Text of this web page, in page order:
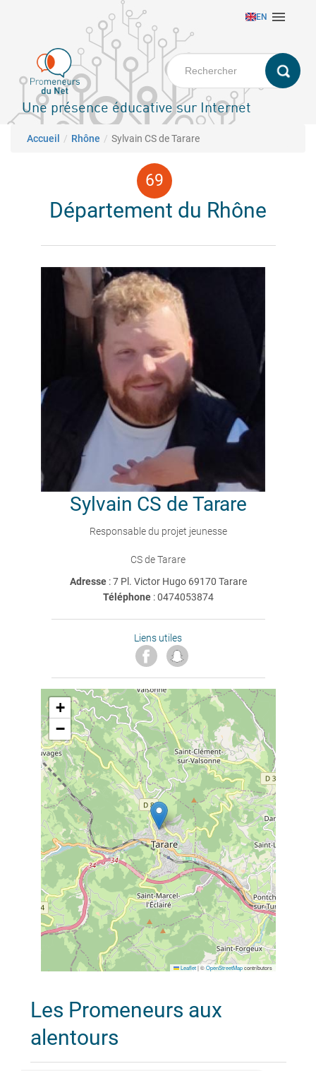
principal
EN 
Une présence éducative sur Internet
Fil d'Ariane
Accueil Rhône Sylvain CS de Tarare
Département du Rhône
Sylvain CS de Tarare
Responsable du projet jeunesse
CS de Tarare
Adresse : 7 Pl. Victor Hugo 69170 Tarare
Téléphone:0474053874
Liens utiles
+
−
Leaflet |©OpenStreetMapcontributors
Les Promeneurs aux
alentours